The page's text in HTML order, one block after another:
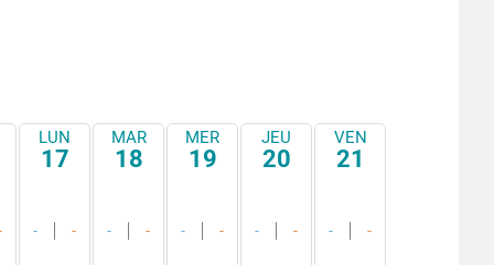
LUN
17
- -
MAR
18
- -
MER
19
- -
JEU
20
- -
VEN
21
- -